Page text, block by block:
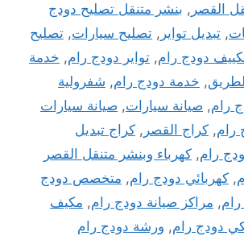
القصر , بنشر متنقل تصليح دودج
, تبديل تواير , تصليح سيارات, تصليح
دودج رام, تواير دودج رام, خدمة
, خدمة دودج رام, شفرولية
رام, صيانة سيارات, صيانة سيارات
رام, كراج القصر , كراج تبديل
رام, كهرباء وبنشر متنقل القصر
, كهربائي دودج رام, متخصص دودج
, مراكز صيانة دودج رام, مكيف
دودج رام, ورشة دودج رام